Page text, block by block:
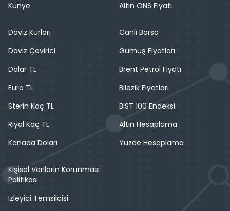
Künye
Altın ONS Fiyatı
Döviz Kurları
Döviz Çevirici
Dolar TL
Euro TL
Sterin Kaç TL
Riyal Kaç TL
Kanada Doları
Canlı Borsa
Gümüş Fiyatları
Brent Petrol Fiyatı
Bilezik Fiyatları
BIST 100 Endeksi
Altın Hesaplama
Yüzde Hesaplama
Kişisel Verilerin Korunması
Politikası
İzleyici Temsilcisi